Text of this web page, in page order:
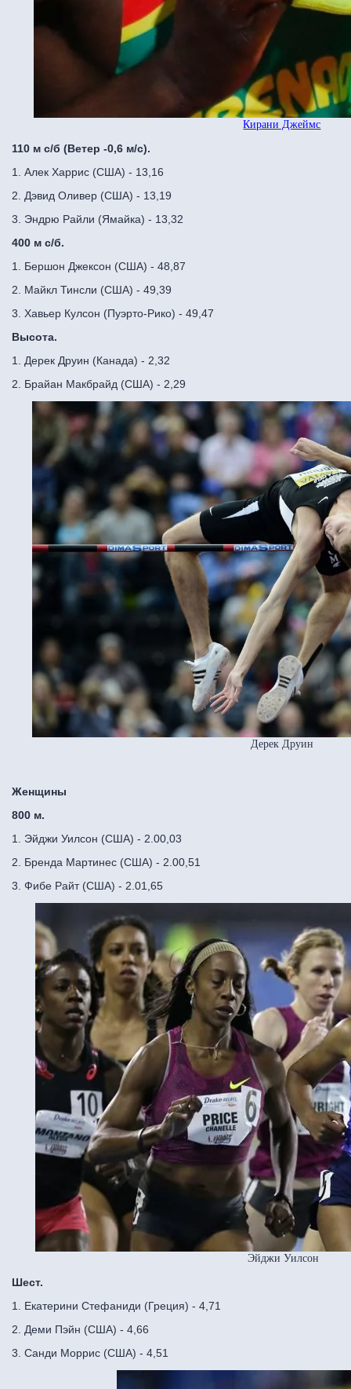
Кирани Джеймс
110 м с/б (Ветер -0,6 м/с).
1. Алек Харрис (США) - 13,16
2. Дэвид Оливер (США) - 13,19
3. Эндрю Райли (Ямайка) - 13,32
400 м с/б.
1. Бершон Джексон (США) - 48,87
2. Майкл Тинсли (США) - 49,39
3. Хавьер Кулсон (Пуэрто-Рико) - 49,47
Высота.
1. Дерек Друин (Канада) - 2,32
2. Брайан Макбрайд (США) - 2,29
Дерек Друин
Женщины
800 м.
1. Эйджи Уилсон (США) - 2.00,03
2. Бренда Мартинес (США) - 2.00,51
3. Фибе Райт (США) - 2.01,65
Эйджи Уилсон
Шест.
1. Екатерини Стефаниди (Греция) - 4,71
2. Деми Пэйн (США) - 4,66
3. Санди Моррис (США) - 4,51